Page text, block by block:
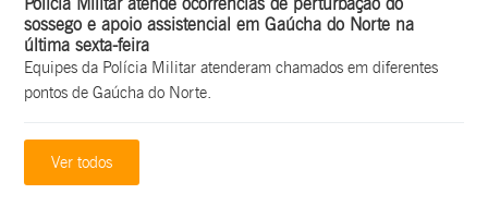
sossego e apoio assistencial em Gaúcha do Norte na
última sexta-feira
Equipes da Polícia Militar atenderam chamados em diferentes
pontos de Gaúcha do Norte.
Ver todos